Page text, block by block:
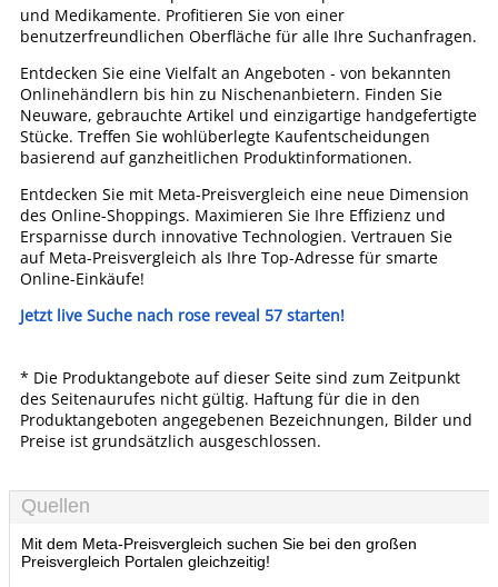
und Medikamente. Profitieren Sie von einer
benutzerfreundlichen Oberfläche für alle Ihre Suchanfragen.
Entdecken Sie eine Vielfalt an Angeboten - von bekannten
Onlinehändlern bis hin zu Nischenanbietern. Finden Sie
Neuware, gebrauchte Artikel und einzigartige handgefertigte
Stücke. Treffen Sie wohlüberlegte Kaufentscheidungen
basierend auf ganzheitlichen Produktinformationen.
Entdecken Sie mit Meta-Preisvergleich eine neue Dimension
des Online-Shoppings. Maximieren Sie Ihre Effizienz und
Ersparnisse durch innovative Technologien. Vertrauen Sie
auf Meta-Preisvergleich als Ihre Top-Adresse für smarte
Online-Einkäufe!
Jetzt live Suche nach rose reveal 57 starten!
* Die Produktangebote auf dieser Seite sind zum Zeitpunkt
des Seitenaurufes nicht gültig. Haftung für die in den
Produktangeboten angegebenen Bezeichnungen, Bilder und
Preise ist grundsätzlich ausgeschlossen.
Quellen
Mit dem Meta-Preisvergleich suchen Sie bei den großen
Preisvergleich Portalen gleichzeitig!